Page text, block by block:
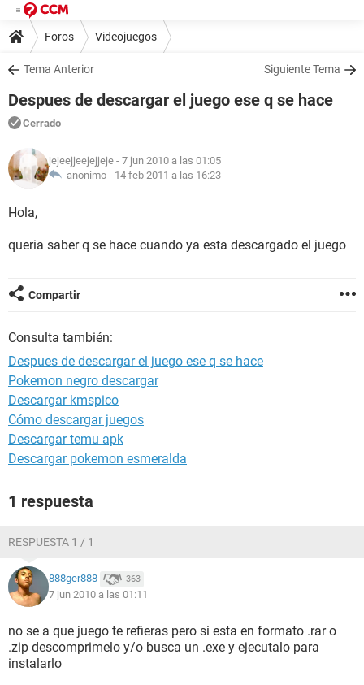
Foros Videojuegos
Tema Anterior Siguiente Tema
Despues de descargar el juego ese q se hace
Cerrado
jejeejjeejejjeje - 7 jun 2010 a las 01:05
anonimo - 14 feb 2011 a las 16:23
Hola,
queria saber q se hace cuando ya esta descargado el juego
Compartir
Consulta también:
Despues de descargar el juego ese q se hace
Pokemon negro descargar
Descargar kmspico
Cómo descargar juegos
Descargar temu apk
Descargar pokemon esmeralda
1 respuesta
RESPUESTA 1 / 1
888ger888 363
7 jun 2010 a las 01:11
no se a que juego te refieras pero si esta en formato .rar o
.zip descomprimelo y/o busca un .exe y ejecutalo para
instalarlo